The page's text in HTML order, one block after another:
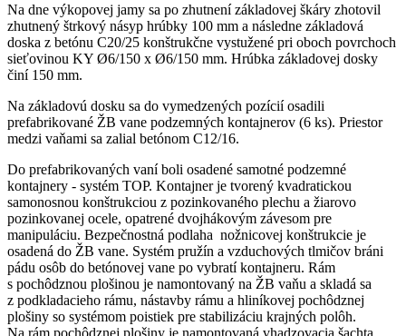
Na dne výkopovej jamy sa po zhutnení základovej škáry zhotovil
zhutnený štrkový násyp hrúbky 100 mm a následne základová
doska z betónu C20/25 konštrukčne vystužené pri oboch povrchoch
sieťovinou KY Ø6/150 x Ø6/150 mm. Hrúbka základovej dosky
činí 150 mm.
Na základovú dosku sa do vymedzených pozícií osadili
prefabrikované ŽB vane podzemných kontajnerov (6 ks). Priestor
medzi vaňami sa zalial betónom C12/16.
Do prefabrikovaných vaní boli osadené samotné podzemné
kontajnery - systém TOP. Kontajner je tvorený kvadratickou
samonosnou konštrukciou z pozinkovaného plechu a žiarovo
pozinkovanej ocele, opatrené dvojhákovým závesom pre
manipuláciu. Bezpečnostná podlaha nožnicovej konštrukcie je
osadená do ŽB vane. Systém pružín a vzduchových tlmičov bráni
pádu osôb do betónovej vane po vybratí kontajneru. Rám
s pochôdznou plošinou je namontovaný na ŽB vaňu a skladá sa
z podkladacieho rámu, nástavby rámu a hliníkovej pochôdznej
plošiny so systémom poistiek pre stabilizáciu krajných polôh.
Na rám pochôdznej plošiny je namontovaná vhadzovacia šachta